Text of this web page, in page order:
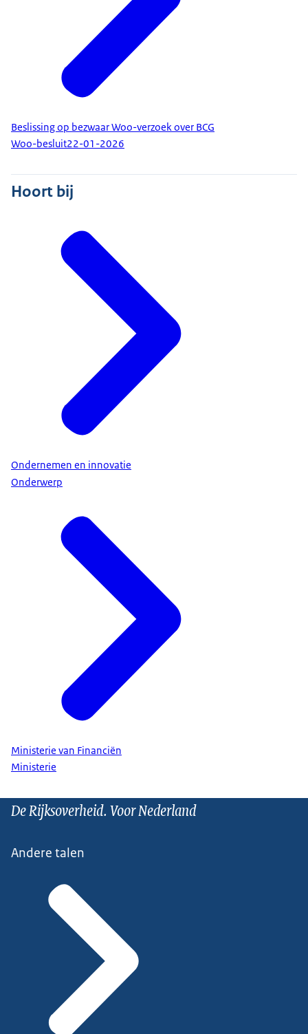
Beslissing op bezwaar Woo-verzoek over BCG
Woo-besluit22-01-2026
Hoort bij
Ondernemen en innovatie
Onderwerp
Ministerie van Financiën
Ministerie
De Rijksoverheid. Voor Nederland
Andere talen